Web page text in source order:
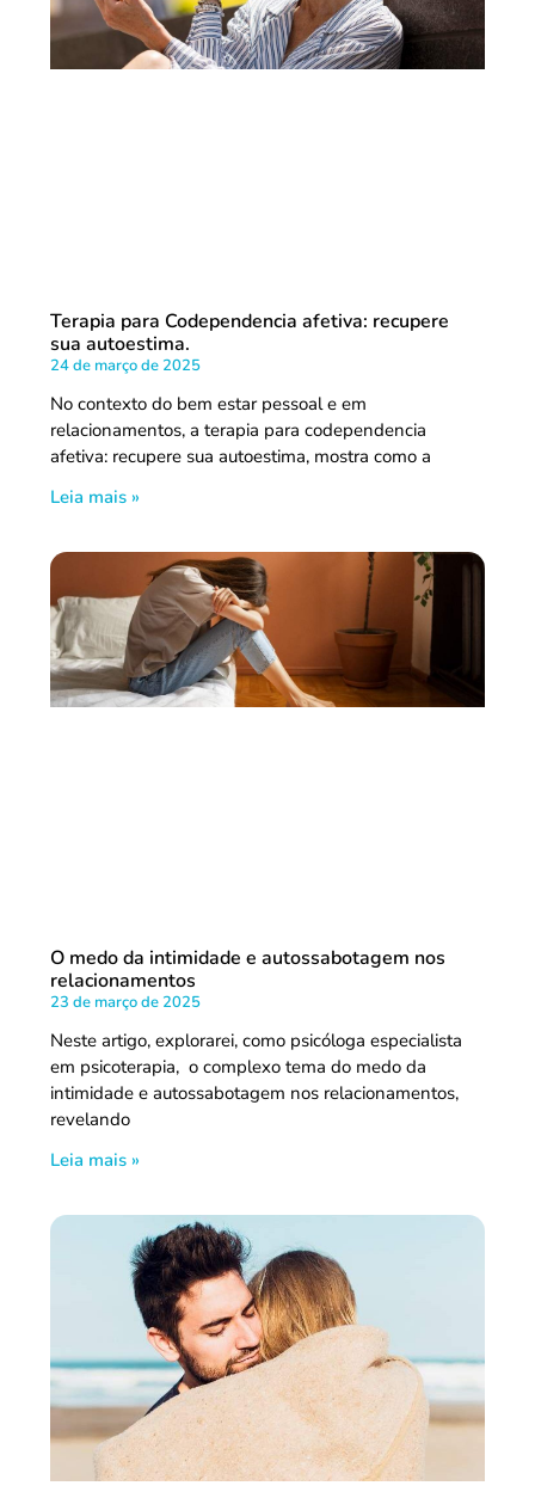
Terapia para Codependencia afetiva: recupere
sua autoestima.
24 de março de 2025
No contexto do bem estar pessoal e em
relacionamentos, a terapia para codependencia
afetiva: recupere sua autoestima, mostra como a
Leia mais »
O medo da intimidade e autossabotagem nos
relacionamentos
23 de março de 2025
Neste artigo, explorarei, como psicóloga especialista
em psicoterapia, o complexo tema do medo da
intimidade e autossabotagem nos relacionamentos,
revelando
Leia mais »